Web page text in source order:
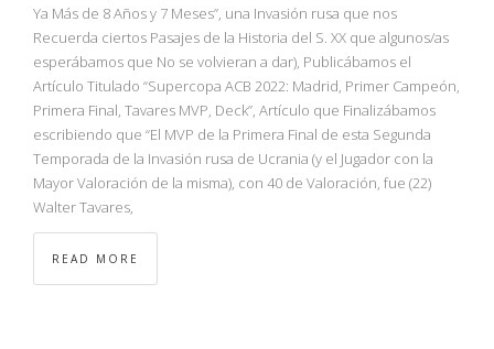
Ya Más de 8 Años y 7 Meses”, una Invasión rusa que nos
Recuerda ciertos Pasajes de la Historia del S. XX que algunos/as
esperábamos que No se volvieran a dar), Publicábamos el
Artículo Titulado “Supercopa ACB 2022: Madrid, Primer Campeón,
Primera Final, Tavares MVP, Deck”, Artículo que Finalizábamos
escribiendo que “El MVP de la Primera Final de esta Segunda
Temporada de la Invasión rusa de Ucrania (y el Jugador con la
Mayor Valoración de la misma), con 40 de Valoración, fue (22)
Walter Tavares,
READ MORE